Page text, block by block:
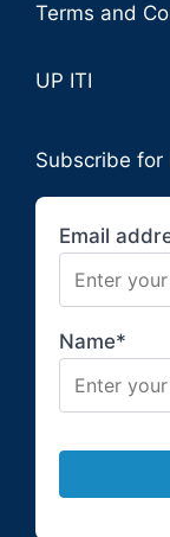
Terms and
UP ITI
Subscribe
Email
Name*